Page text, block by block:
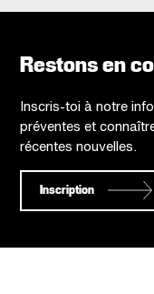
Restons en
Inscris-toi à notre
préventes et
récentes nouvelles.
Inscription